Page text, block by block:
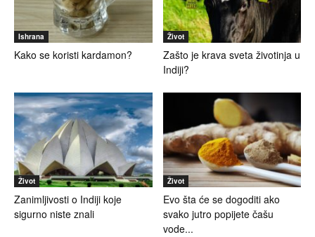
Ishrana
Kako se koristi kardamon?
Život
Zašto je krava sveta životinja u
Indiji?
Život
Zanimljivosti o Indiji koje
sigurno niste znali
Život
Evo šta će se dogoditi ako
svako jutro popijete čašu
vode...